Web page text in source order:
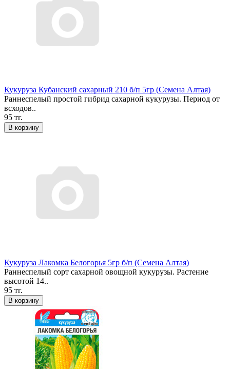
Кукуруза Кубанский сахарный 210 б/п 5гр (Семена Алтая)
Раннеспелый простой гибрид сахарной кукурузы. Период от
всходов..
95 тг.
В корзину
Кукуруза Лакомка Белогорья 5гр б/п (Семена Алтая)
Раннеспелый сорт сахарной овощной кукурузы. Растение
высотой 14..
95 тг.
В корзину